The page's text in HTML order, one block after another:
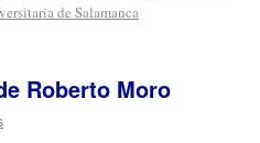
de Salamanca
Roberto Moro